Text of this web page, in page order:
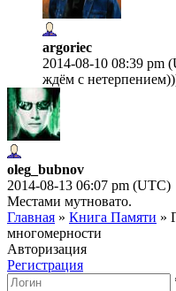
argoriec
2014-08-10 08:39 pm
ждём с
oleg_bubnov
2014-08-13 06:07 pm (UTC)
Местами мутновато.
Главная » Книга Памяти »
многомерности
Авторизация
Регистрация